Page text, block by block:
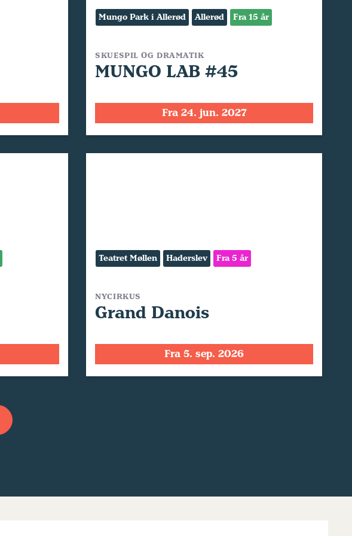
Mungo Park i Allerød Allerød Fra 15 år
SKUESPIL OG DRAMATIK
MUNGO LAB #45
Fra 24. jun. 2027
Teatret Møllen Haderslev Fra 5 år
NYCIRKUS
Grand Danois
Fra 5. sep. 2026